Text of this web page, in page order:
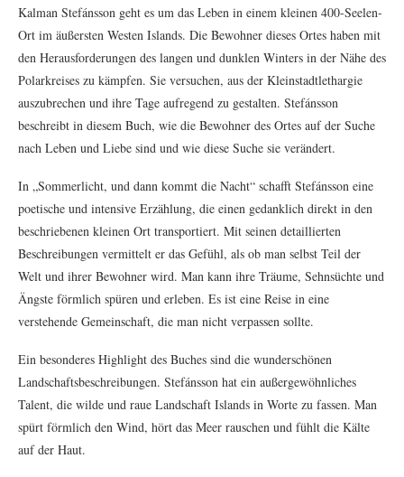
Kalman Stefánsson geht es um das Leben in einem kleinen 400-Seelen-
Ort im äußersten Westen Islands. Die Bewohner dieses Ortes haben mit
den Herausforderungen des langen und dunklen Winters in der Nähe des
Polarkreises zu kämpfen. Sie versuchen, aus der Kleinstadtlethargie
auszubrechen und ihre Tage aufregend zu gestalten. Stefánsson
beschreibt in diesem Buch, wie die Bewohner des Ortes auf der Suche
nach Leben und Liebe sind und wie diese Suche sie verändert.
In „Sommerlicht, und dann kommt die Nacht“ schafft Stefánsson eine
poetische und intensive Erzählung, die einen gedanklich direkt in den
beschriebenen kleinen Ort transportiert. Mit seinen detaillierten
Beschreibungen vermittelt er das Gefühl, als ob man selbst Teil der
Welt und ihrer Bewohner wird. Man kann ihre Träume, Sehnsüchte und
Ängste förmlich spüren und erleben. Es ist eine Reise in eine
verstehende Gemeinschaft, die man nicht verpassen sollte.
Ein besonderes Highlight des Buches sind die wunderschönen
Landschaftsbeschreibungen. Stefánsson hat ein außergewöhnliches
Talent, die wilde und raue Landschaft Islands in Worte zu fassen. Man
spürt förmlich den Wind, hört das Meer rauschen und fühlt die Kälte
auf der Haut.